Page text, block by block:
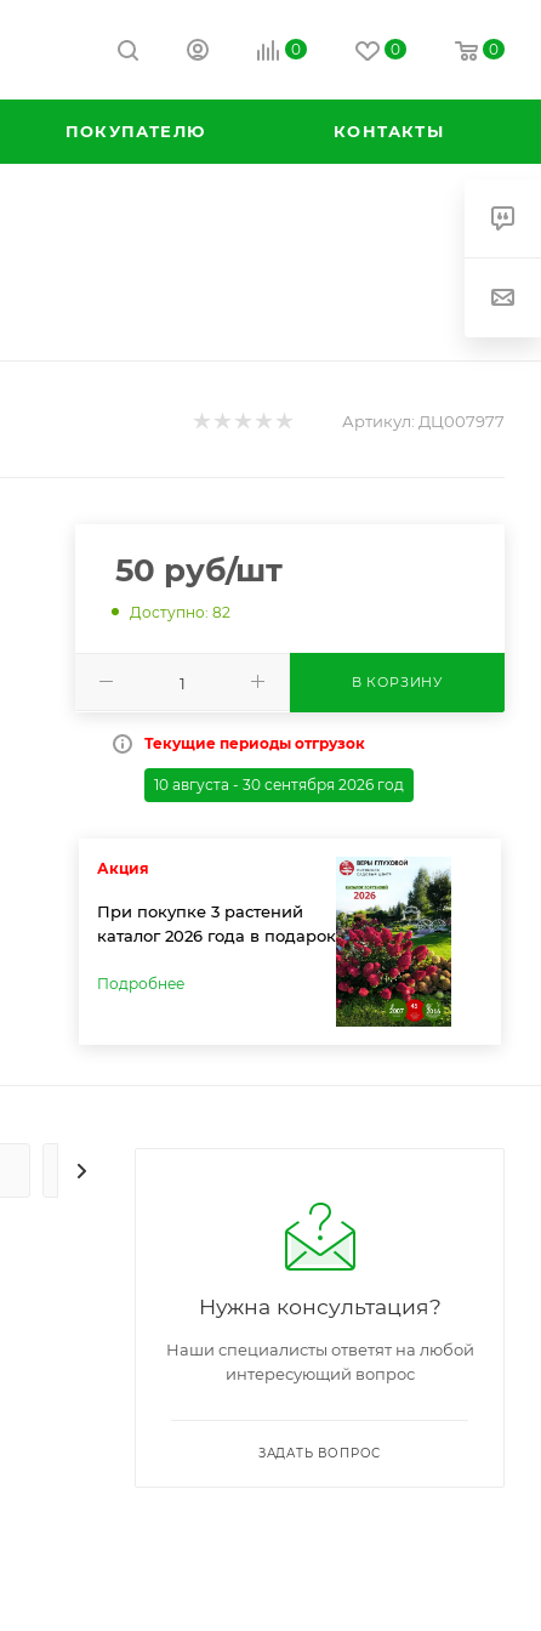
0 0 0
ПОКУПАТЕЛЮ КОНТАКТЫ
Артикул: ДЦ007977
50 руб/шт
Доступно: 82
В КОРЗИНУ
Текущие периоды отгрузок
10 августа - 30 сентября 2026 год
Акция
При покупке 3 растений
каталог 2026 года в подарок
Подробнее
ЗАДАТЬ ВОПРОС
Нужна консультация?
Наши специалисты ответят на любой
интересующий вопрос
ЗАДАТЬ ВОПРОС